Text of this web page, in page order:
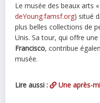
Le musée des beaux arts «
deYoung.famsf.org) situé
plus belles collections de
Unis. Sa tour, qui offre
Francisco, contribue
musée.
Lire aussi : Une après-